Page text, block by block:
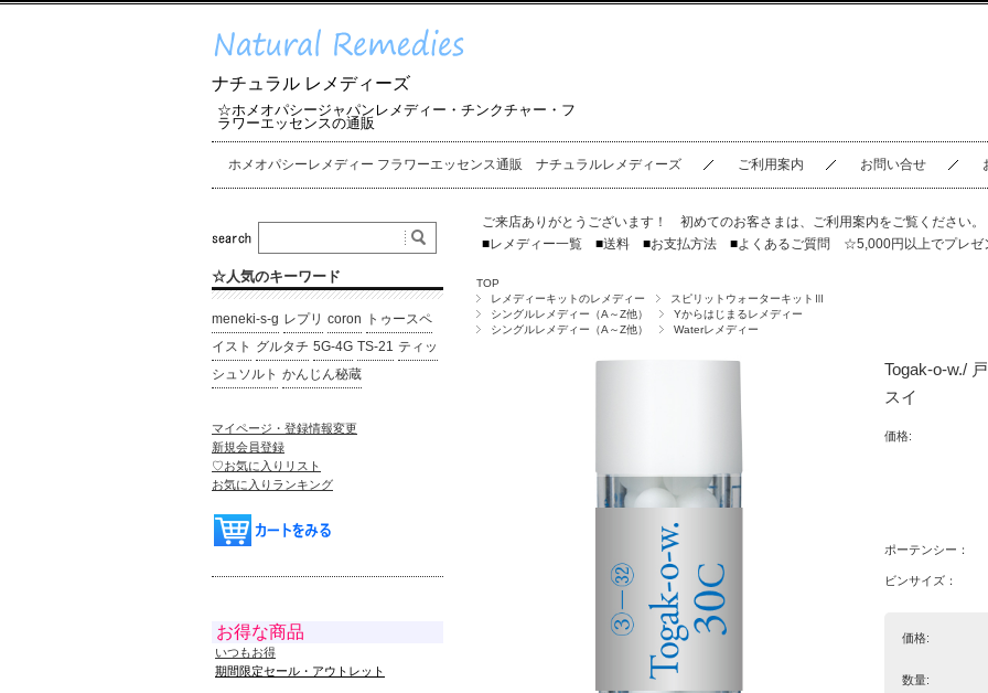
ナチュラル レメディーズ
☆ホメオパシージャパンレメディー・チンクチャー・フ
ラワーエッセンスの通販
ホメオパシーレメディー フラワーエッセンス通販 ナチュラルレメディーズ ご利用案内 お問い合せ
ご来店ありがとうございます！ 初めてのお客さまは、 ご利用案内をご覧ください
■レメディー一覧 ■送料 ■お支払方法 ■よくあるご質問 ☆5,000円以上でプレゼ
TOP
レメディーキットのレメディー
スピリットウォーターキットⅢ
シングルレメディー（A～Z他）
Yからはじまるレメディー
シングルレメディー（A～Z他）
Waterレメディー
Togak-o-w./
スイ
価格:
ポーテンシー：
ビンサイズ：
価格:
数量:
☆人気のキーワード
meneki-s-g レプリ coron
トゥースペ
イスト グルタチ 5G-4G TS-21 ティッ
シュソルト かんじん秘蔵
マイページ・登録情報変更
新規会員登録
♡お気に入りリスト
お気に入りランキング
お得な商品
いつもお得
期間限定セール・アウトレット